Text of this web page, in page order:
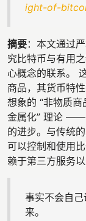
ight-of-
摘要：本文通过
究比特币与有用
心概念的联系。
商品，其货币特
想象的 “非物质
金属化” 理论 ——
的进步。与传统
可以控制和使用
赖于第三方服务
事实不会自
来。